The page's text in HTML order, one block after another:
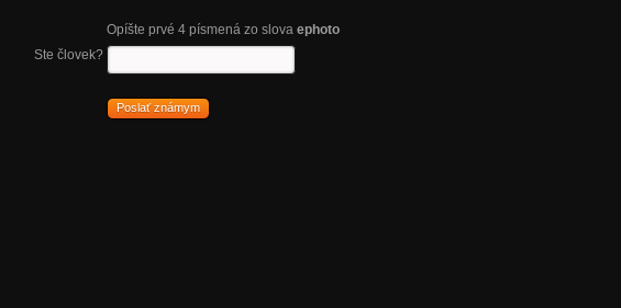
Opíšte prvé 4 písmená zo slova ephoto
Ste človek?
Poslať známym